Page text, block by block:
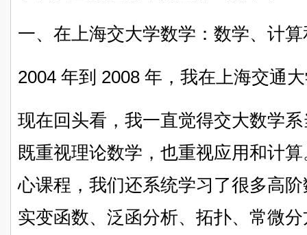
一、在上海交大学数学：数学、计
2004 年到 2008 年，我在上海交通
现在回头看，我一直觉得交大数学
既重视理论数学，也重视应用和计
心课程，我们还系统学习了很多高
实变函数、泛函分析、拓扑、常微